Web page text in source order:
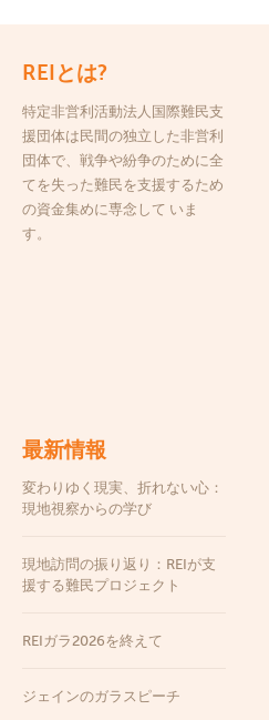
REIとは?
特定非営利活動法人国際難民支
援団体は民間の独立した非営利
団体で、戦争や紛争のために全
てを失った難民を支援するため
の資金集めに専念して いま
す。
最新情報
変わりゆく現実、折れない心：
現地視察からの学び
現地訪問の振り返り：REIが支
援する難民プロジェクト
REIガラ2026を終えて
ジェインのガラスピーチ